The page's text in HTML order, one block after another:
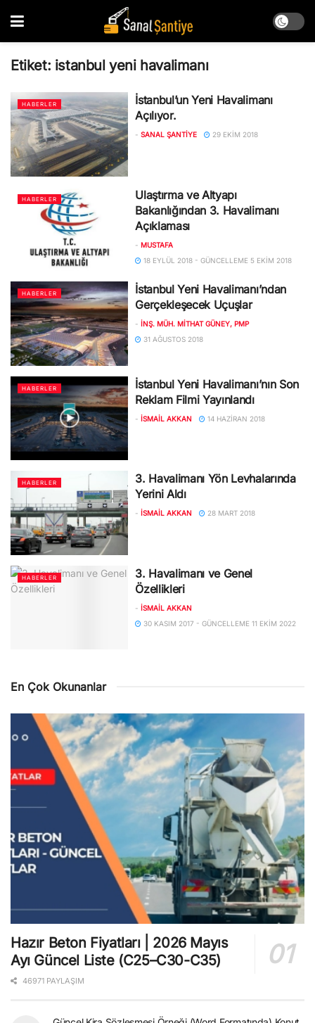
Etiket: istanbul yeni havalimanı
HABERLER
İstanbul’un Yeni Havalimanı
Açılıyor.
- SANAL ŞANTIYE 29 EKIM 2018
HABERLER
Ulaştırma ve Altyapı
Bakanlığından 3. Havalimanı
Açıklaması
- MUSTAFA
18 EYLÜL 2018 - GÜNCELLEME 5 EKIM 2018
HABERLER
İstanbul Yeni Havalimanı’ndan
Gerçekleşecek Uçuşlar
- İNŞ. MÜH. MITHAT GÜNEY, PMP
31 AĞUSTOS 2018
HABERLER
İstanbul Yeni Havalimanı’nın Son
Reklam Filmi Yayınlandı
- İSMAIL AKKAN 14 HAZIRAN 2018
HABERLER
3. Havalimanı Yön Levhalarında
Yerini Aldı
- İSMAIL AKKAN 28 MART 2018
HABERLER
3. Havalimanı ve Genel
Özellikleri
- İSMAIL AKKAN
30 KASIM 2017 - GÜNCELLEME 11 EKIM 2022
En Çok Okunanlar
Hazır Beton Fiyatları | 2026 Mayıs
Ayı Güncel Liste (C25–C30-C35)
46971 PAYLAŞIM